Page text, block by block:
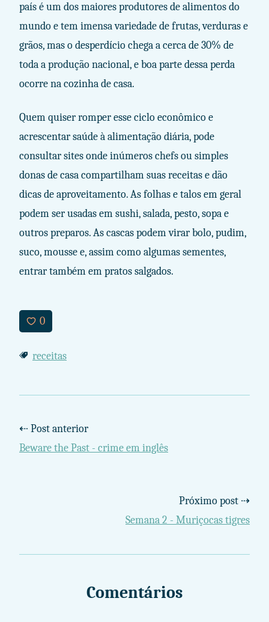
país é um dos maiores produtores de alimentos do
mundo e tem imensa variedade de frutas, verduras e
grãos, mas o desperdício chega a cerca de 30% de
toda a produção nacional, e boa parte dessa perda
ocorre na cozinha de casa.
Quem quiser romper esse ciclo econômico e
acrescentar saúde à alimentação diária, pode
consultar sites onde inúmeros chefs ou simples
donas de casa compartilham suas receitas e dão
dicas de aproveitamento. As folhas e talos em geral
podem ser usadas em sushi, salada, pesto, sopa e
outros preparos. As cascas podem virar bolo, pudim,
suco, mousse e, assim como algumas sementes,
entrar também em pratos salgados.
0
receitas
⇠ Post anterior
Beware the Past - crime em inglês
Próximo post ⇢
Semana 2 - Muriçocas tigres
Comentários